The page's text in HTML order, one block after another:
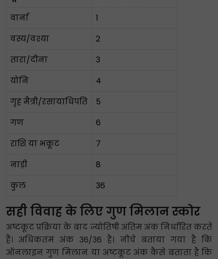
वार्ना
1
वस्य/वश्या
2
तारा/दीना
3
योनि
4
गृह मैत्री/रसायाधिपति
5
गण
6
राशि या भकूट
7
नाड़ी
8
कुल
36
सही विवाह के लिए गुण मिलान स्कोर
अष्टकूट प्रक्रिया के बाद ज्योतिषी अंतिम अंक निर्धारित करते
हैं। अधिकतम अंक 36/36 है। नीचे बताया गया है कि
ऑनलाइन गुण मिलान या अष्टकूट अंक कैसे बताता है कि